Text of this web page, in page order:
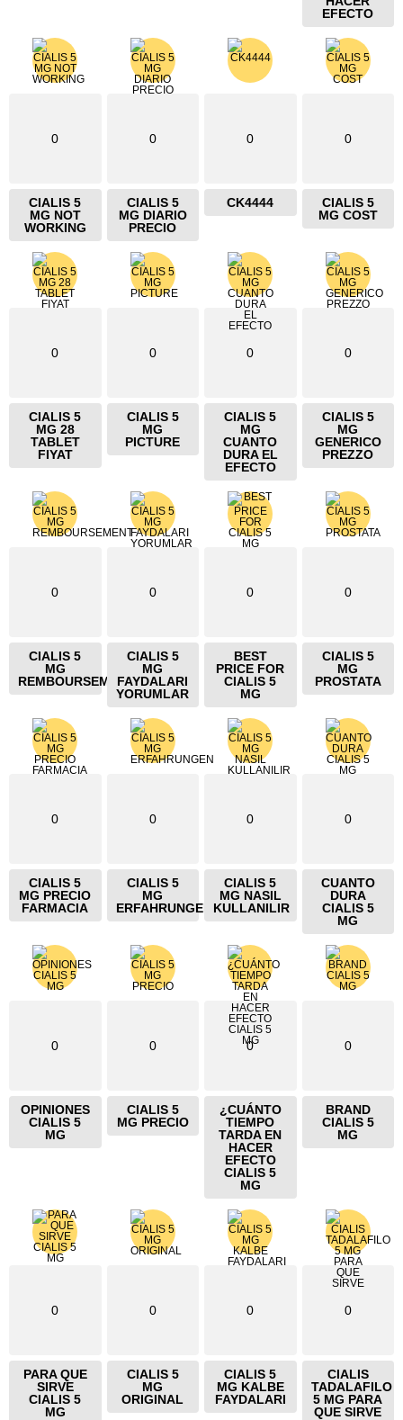
EFECTO
0
CIALIS 5
MG NOT
WORKING
0
CIALIS 5
MG DIARIO
PRECIO
0
CK4444
0
CIALIS 5
MG COST
0
CIALIS 5
MG 28
TABLET
FIYAT
0
CIALIS 5
MG
PICTURE
0
CIALIS 5
MG
CUANTO
DURA EL
EFECTO
0
CIALIS 5
MG
GENERICO
PREZZO
0
CIALIS 5
MG
REMBOURSEMENT
0
CIALIS 5
MG
FAYDALARI
YORUMLAR
0
BEST
PRICE FOR
CIALIS 5
MG
0
CIALIS 5
MG
PROSTATA
0
CIALIS 5
MG PRECIO
FARMACIA
0
CIALIS 5
MG
ERFAHRUNGEN
0
CIALIS 5
MG NASIL
KULLANILIR
0
CUANTO
DURA
CIALIS 5
MG
0
OPINIONES
CIALIS 5
MG
0
CIALIS 5
MG PRECIO
0
¿CUÁNTO
TIEMPO
TARDA EN
HACER
EFECTO
CIALIS 5
MG
0
BRAND
CIALIS 5
MG
0
PARA QUE
SIRVE
CIALIS 5
MG
0
CIALIS 5
MG
ORIGINAL
0
CIALIS 5
MG KALBE
FAYDALARI
0
CIALIS
TADALAFILO
5 MG PARA
QUE SIRVE